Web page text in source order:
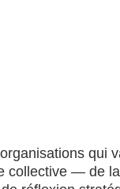
qui
collective — de